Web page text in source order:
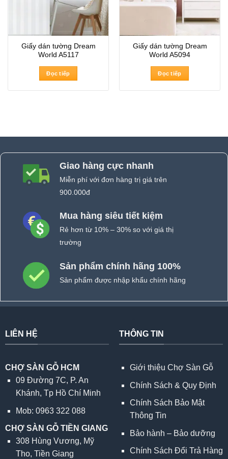
Giấy dán tường Dream
World A5117
Đọc tiếp
Giấy dán tường Dream
World A5094
Đọc tiếp
Giao hàng cực nhanh
Miễn phí với đơn hàng trị giá trên
900.000đ
Mua hàng siêu tiết kiệm
Rẻ hơn từ 10% – 30% so với giá thị
trường
Sản phẩm chính hãng 100%
Sản phẩm được nhập khẩu chính hãng
LIÊN HỆ
CHỢ SÀN GỖ HCM
09 Đường 7C, P. An
Khánh, Tp Hồ Chí Minh
Mob: 0963 322 088
CHỢ SÀN GỖ TIỀN GIANG
308 Hùng Vương, Mỹ
Tho, Tiền Giang
THÔNG TIN
Giới thiệu Chợ Sàn Gỗ
Chính Sách & Quy Định
Chính Sách Bảo Mật
Thông Tin
Bảo hành – Bảo dưỡng
Chính Sách Đổi Trả Hàng